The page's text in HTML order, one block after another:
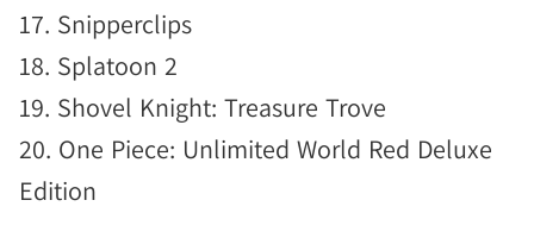
17. Snipperclips
18. Splatoon 2
19. Shovel Knight: Treasure Trove
20. One Piece: Unlimited World Red Deluxe
Edition